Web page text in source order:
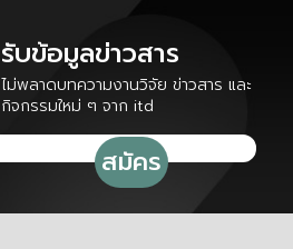
รับข้อมูลข่าวสาร
ไม่พลาดบทความงานวิจัย ข่าวสาร และ
กิจกรรมใหม่ ๆ จาก itd